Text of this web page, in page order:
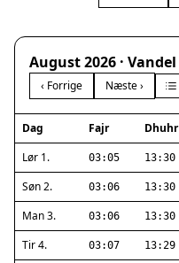
August 2026 · Vandel
‹ Forrige Næste ›
Dag Fajr Dhuhr
Lør 1.
03:05 13:30
Søn 2. 03:06 13:30
Man 3. 03:06 13:30
Tir 4. 03:07 13:29